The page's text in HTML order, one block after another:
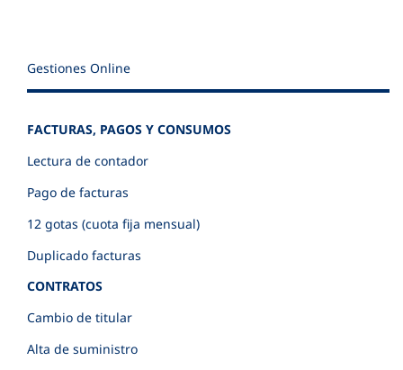
Gestiones Online
FACTURAS, PAGOS Y CONSUMOS
Lectura de contador
Pago de facturas
12 gotas (cuota fija mensual)
Duplicado facturas
CONTRATOS
Cambio de titular
Alta de suministro